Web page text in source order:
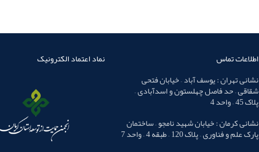
اطلاعات تماس
نشانی تهران : یوسف آباد – خیابان فتحی
شقاقی – حد فاصل چهلستون و اسدآبادی –
پلاک 45 – واحد 4
نشانی کرمان : خیابان شهید نامجو – ساختمان
پارک علم و فناوری – پلاک 120 – طبقه 4 – واحد 7
نماد اعتماد الکترونیک